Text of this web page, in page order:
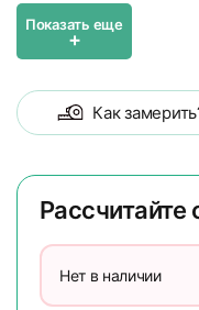
Показать еще
+
Как
Рассчитайте
Нет в наличии